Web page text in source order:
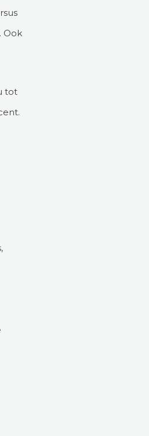
Ook
tot